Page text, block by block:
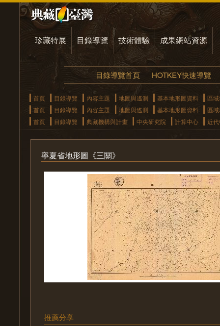
珍藏特展 目錄導覽 技術體驗 成果網站資源
目錄導覽首頁 HOTKEY快速導覽
首頁 目錄導覽 內容主題 地圖與遙測 基本地形圖資料
區
首頁
目錄導覽 內容主題 地圖與遙測 基本地形圖資料
區
首頁
目錄導覽 典藏機構與計畫 中央研究院 計算中心 近
寧夏省地形圖《三關》
推薦分享